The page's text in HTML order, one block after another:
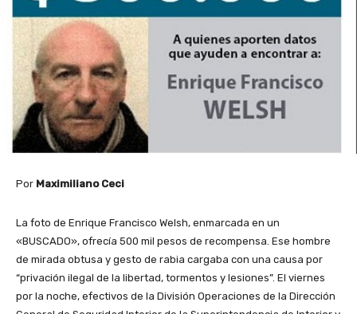
Por Maximiliano Ceci
La foto de Enrique Francisco Welsh, enmarcada en un
«BUSCADO», ofrecía 500 mil pesos de recompensa. Ese hombre
de mirada obtusa y gesto de rabia cargaba con una causa por
“privación ilegal de la libertad, tormentos y lesiones”. El viernes
por la noche, efectivos de la División Operaciones de la Dirección